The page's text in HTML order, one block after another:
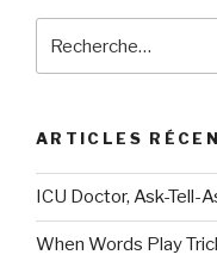
pour
ARTICLES
ICU Doctor, Ask-Tell-
When Words Play